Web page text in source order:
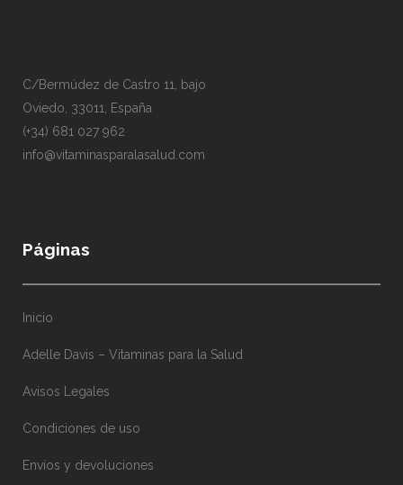
C/Bermúdez de Castro 11, bajo
Oviedo, 33011, España
(+34) 681 027 962
info@vitaminasparalasalud.com
Páginas
Inicio
Adelle Davis – Vitaminas para la Salud
Avisos Legales
Condiciones de uso
Envíos y devoluciones